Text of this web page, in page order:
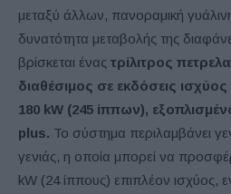
μεταξύ άλλων, πανοραμική
δυνατότητα μεταβολής της
βρίσκεται ένας τρίλιτρος
διαθέσιμος σε εκδόσεις
180 kW (245 ίππων),
plus. Το σύστημα περιλαμβάνει
γενιάς, η οποία μπορεί να
kW (24 ίππους) επιπλέον ισχύος,